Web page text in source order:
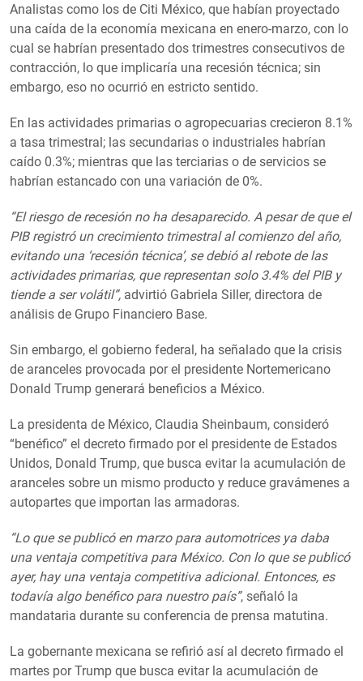
Analistas como los de Citi México, que habían proyectado
una caída de la economía mexicana en enero-marzo, con lo
cual se habrían presentado dos trimestres consecutivos de
contracción, lo que implicaría una recesión técnica; sin
embargo, eso no ocurrió en estricto sentido.
En las actividades primarias o agropecuarias crecieron 8.1%
a tasa trimestral; las secundarias o industriales habrían
caído 0.3%; mientras que las terciarias o de servicios se
habrían estancado con una variación de 0%.
“El riesgo de recesión no ha desaparecido. A pesar de que el
PIB registró un crecimiento trimestral al comienzo del año,
evitando una ‘recesión técnica’, se debió al rebote de las
actividades primarias, que representan solo 3.4% del PIB y
tiende a ser volátil”, advirtió Gabriela Siller, directora de
análisis de Grupo Financiero Base.
Sin embargo, el gobierno federal, ha señalado que la crisis
de aranceles provocada por el presidente Nortemericano
Donald Trump generará beneficios a México.
La presidenta de México, Claudia Sheinbaum, consideró
“benéfico” el decreto firmado por el presidente de Estados
Unidos, Donald Trump, que busca evitar la acumulación de
aranceles sobre un mismo producto y reduce gravámenes a
autopartes que importan las armadoras.
“Lo que se publicó en marzo para automotrices ya daba
una ventaja competitiva para México. Con lo que se publicó
ayer, hay una ventaja competitiva adicional. Entonces, es
todavía algo benéfico para nuestro país”, señaló la
mandataria durante su conferencia de prensa matutina.
La gobernante mexicana se refirió así al decreto firmado el
martes por Trump que busca evitar la acumulación de